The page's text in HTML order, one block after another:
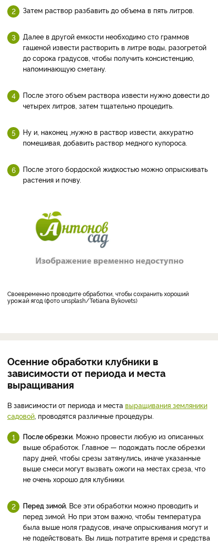
Затем раствор разбавить до объема в пять литров.
Далее в другой емкости необходимо сто граммов
гашеной извести растворить в литре воды, разогретой
до сорока градусов, чтобы получить консистенцию,
напоминающую сметану.
После этого объем раствора извести нужно довести до
четырех литров, затем тщательно процедить.
Ну и, наконец ,нужно в раствор извести, аккуратно
помешивая, добавить раствор медного купороса.
После этого бордоской жидкостью можно опрыскивать
растения и почву.
Своевременно проводите обработки, чтобы сохранить хороший
урожай ягод (фото unsplash/Tetiana Bykovets)
Осенние обработки клубники в
зависимости от периода и места
выращивания
В зависимости от периода и места выращивания земляники
садовой, проводятся различные процедуры.
После обрезки. Можно провести любую из описанных
выше обработок. Главное — подождать после обрезки
пару дней, чтобы срезы затянулись, иначе указанные
выше смеси могут вызвать ожоги на местах среза, что
не очень хорошо для клубники.
Перед зимой. Все эти обработки можно проводить и
перед зимой. Но при этом важно, чтобы температура
была выше ноля градусов, иначе опрыскивания могут и
не подействовать. Вы лишь потратите время и средства